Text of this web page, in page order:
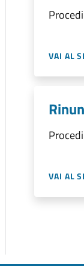
VAI AL
VAI AL